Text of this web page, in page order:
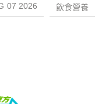
07 2026 飲食營養